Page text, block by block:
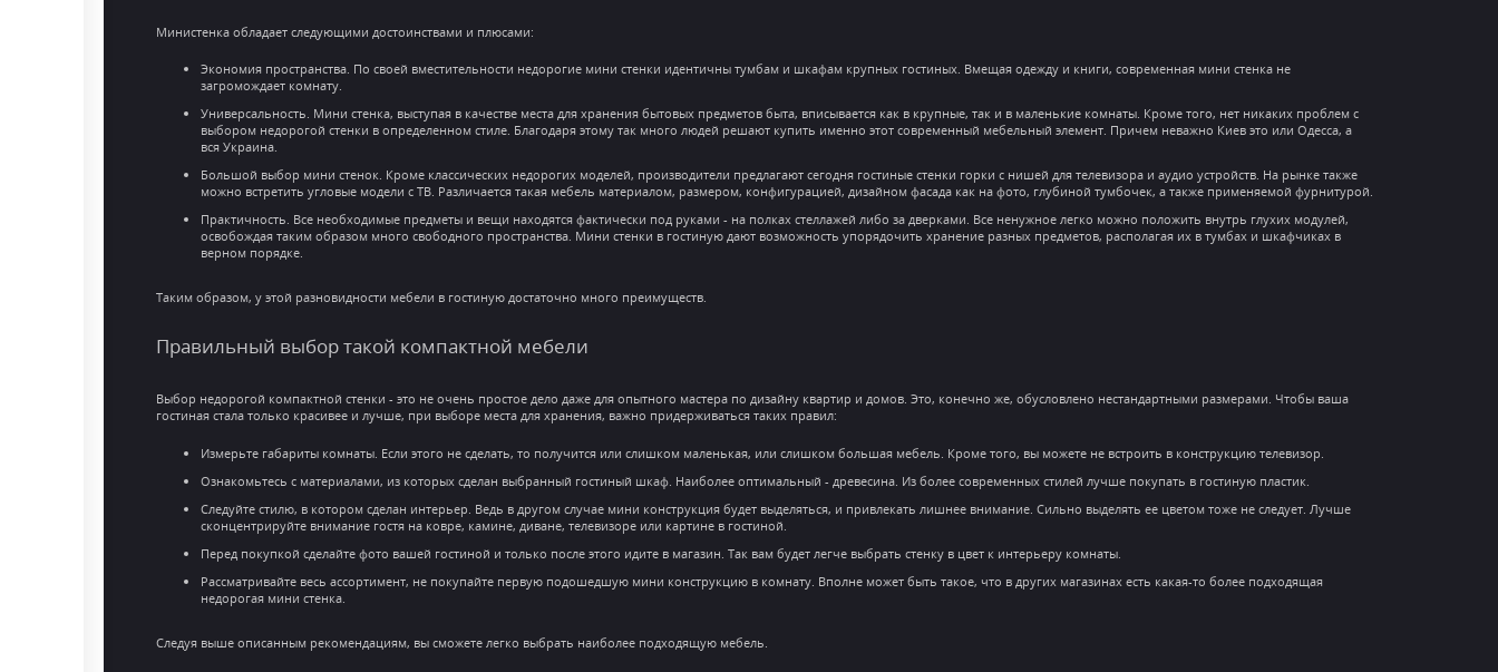
Министенка обладает следующими достоинствами и плюсами:
Экономия пространства. По своей вместительности недорогие мини стенки идентичны тумбам и шкафам крупных гостиных. Вмещая одежду и книги, современная мини стенка не
загромождает комнату.
Универсальность. Мини стенка, выступая в качестве места для хранения бытовых предметов быта, вписывается как в крупные, так и в маленькие комнаты. Кроме того, нет никаких проблем с
выбором недорогой стенки в определенном стиле. Благодаря этому так много людей решают купить именно этот современный мебельный элемент. Причем неважно Киев это или Одесса, а
вся Украина.
Большой выбор мини стенок. Кроме классических недорогих моделей, производители предлагают сегодня гостиные стенки горки с нишей для телевизора и аудио устройств. На рынке также
можно встретить угловые модели с ТВ. Различается такая мебель материалом, размером, конфигурацией, дизайном фасада как на фото, глубиной тумбочек, а также применяемой фурнитурой.
Практичность. Все необходимые предметы и вещи находятся фактически под руками - на полках стеллажей либо за дверками. Все ненужное легко можно положить внутрь глухих модулей,
освобождая таким образом много свободного пространства. Мини стенки в гостиную дают возможность упорядочить хранение разных предметов, располагая их в тумбах и шкафчиках в
верном порядке.
Таким образом, у этой разновидности мебели в гостиную достаточно много преимуществ.
Правильный выбор такой компактной мебели
Выбор недорогой компактной стенки - это не очень простое дело даже для опытного мастера по дизайну квартир и домов. Это, конечно же, обусловлено нестандартными размерами. Чтобы ваша
гостиная стала только красивее и лучше, при выборе места для хранения, важно придерживаться таких правил:
Измерьте габариты комнаты. Если этого не сделать, то получится или слишком маленькая, или слишком большая мебель. Кроме того, вы можете не встроить в конструкцию телевизор.
Ознакомьтесь с материалами, из которых сделан выбранный гостиный шкаф. Наиболее оптимальный - древесина. Из более современных стилей лучше покупать в гостиную пластик.
Следуйте стилю, в котором сделан интерьер. Ведь в другом случае мини конструкция будет выделяться, и привлекать лишнее внимание. Сильно выделять ее цветом тоже не следует. Лучше
сконцентрируйте внимание гостя на ковре, камине, диване, телевизоре или картине в гостиной.
Перед покупкой сделайте фото вашей гостиной и только после этого идите в магазин. Так вам будет легче выбрать стенку в цвет к интерьеру комнаты.
Рассматривайте весь ассортимент, не покупайте первую подошедшую мини конструкцию в комнату. Вполне может быть такое, что в других магазинах есть какая-то более подходящая
недорогая мини стенка.
Следуя выше описанным рекомендациям, вы сможете легко выбрать наиболее подходящую мебель.